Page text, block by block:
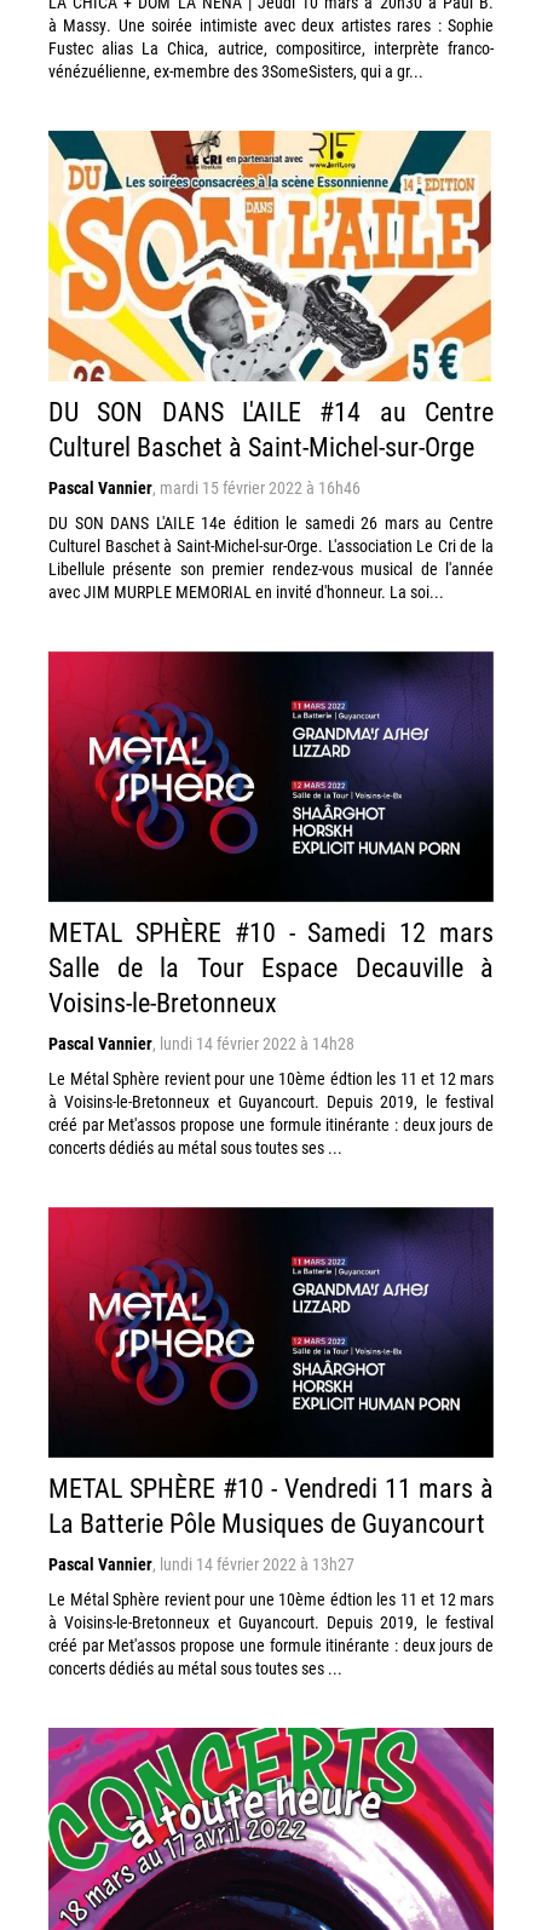
à Massy. Une soirée intimiste avec deux artistes rares : Sophie
Fustec alias La Chica, autrice, compositirce, interprète franco-
vénézuélienne, ex-membre des 3SomeSisters, qui a gr...
DU SON DANS L'AILE #14 au Centre
Culturel Baschet à Saint-Michel-sur-Orge
Pascal Vannier, mardi 15 février 2022 à 16h46
DU SON DANS L'AILE 14e édition le samedi 26 mars au Centre
Culturel Baschet à Saint-Michel-sur-Orge. L'association Le Cri de la
Libellule présente son premier rendez-vous musical de l'année
avec JIM MURPLE MEMORIAL en invité d'honneur. La soi...
METAL SPHÈRE #10 - Samedi 12 mars
Salle de la Tour Espace Decauville à
Voisins-le-Bretonneux
Pascal Vannier, lundi 14 février 2022 à 14h28
Le Métal Sphère revient pour une 10ème édtion les 11 et 12 mars
à Voisins-le-Bretonneux et Guyancourt. Depuis 2019, le festival
créé par Met'assos propose une formule itinérante : deux jours de
concerts dédiés au métal sous toutes ses ...
METAL SPHÈRE #10 - Vendredi 11 mars à
La Batterie Pôle Musiques de Guyancourt
Pascal Vannier, lundi 14 février 2022 à 13h27
Le Métal Sphère revient pour une 10ème édtion les 11 et 12 mars
à Voisins-le-Bretonneux et Guyancourt. Depuis 2019, le festival
créé par Met'assos propose une formule itinérante : deux jours de
concerts dédiés au métal sous toutes ses ...